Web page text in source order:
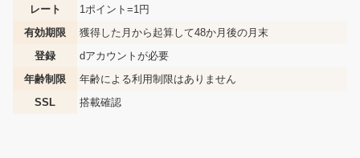
レート
1ポイント=1円
有効期限
獲得した月から起算して48か月後の月末
登録
dアカウントが必要
年齢制限
年齢による利用制限はありません
SSL
搭載確認